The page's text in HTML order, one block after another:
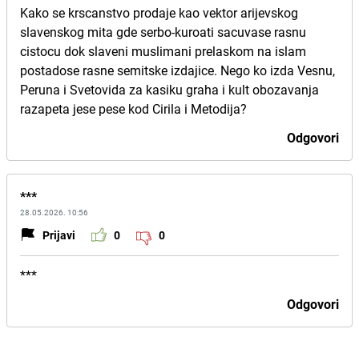
Kako se krscanstvo prodaje kao vektor arijevskog
slavenskog mita gde serbo-kuroati sacuvase rasnu
cistocu dok slaveni muslimani prelaskom na islam
postadose rasne semitske izdajice. Nego ko izda Vesnu,
Peruna i Svetovida za kasiku graha i kult obozavanja
razapeta jese pese kod Cirila i Metodija?
Odgovori
***
28.05.2026. 10:56
Prijavi 0 0
***
Odgovori